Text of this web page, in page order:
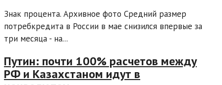
Знак процента. Архивное фото Средний размер
потребкредита в России в мае снизился впервые за
три месяца - на...
Путин: почти 100% расчетов между
РФ и Казахстаном идут в